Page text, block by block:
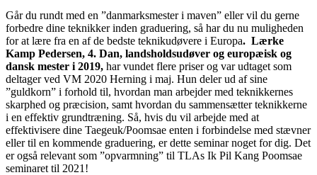
Går du rundt med en ”danmarksmester i maven” eller vil du gerne
forbedre dine teknikker inden graduering, så har du nu muligheden
for at lære fra en af de bedste teknikudøvere i Europa. Lærke
Kamp Pedersen, 4. Dan, landsholdsudøver og europæisk og
dansk mester i 2019, har vundet flere priser og var udtaget som
deltager ved VM 2020 Herning i maj. Hun deler ud af sine
”guldkorn” i forhold til, hvordan man arbejder med teknikkernes
skarphed og præcision, samt hvordan du sammensætter teknikkerne
i en effektiv grundtræning. Så, hvis du vil arbejde med at
effektivisere dine Taegeuk/Poomsae enten i forbindelse med stævner
eller til en kommende graduering, er dette seminar noget for dig. Det
er også relevant som ”opvarmning” til TLAs Ik Pil Kang Poomsae
seminaret til 2021!